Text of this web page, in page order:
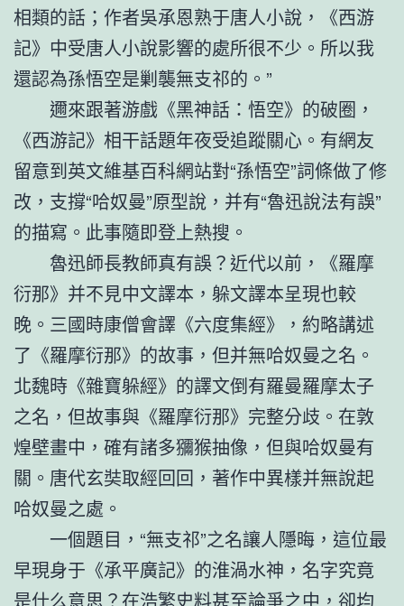
相類的話；作者吳承恩熟于唐人小說，《西游
記》中受唐人小說影響的處所很不少。所以我
還認為孫悟空是剿襲無支祁的。”
邇來跟著游戲《黑神話：悟空》的破圈，
《西游記》相干話題年夜受追蹤關心。有網友
留意到英文維基百科網站對“孫悟空”詞條做了修
改，支撐“哈奴曼”原型說，并有“魯迅說法有誤”
的描寫。此事隨即登上熱搜。
魯迅師長教師真有誤？近代以前，《羅摩
衍那》并不見中文譯本，躲文譯本呈現也較
晚。三國時康僧會譯《六度集經》，約略講述
了《羅摩衍那》的故事，但并無哈奴曼之名。
北魏時《雜寶躲經》的譯文倒有羅曼羅摩太子
之名，但故事與《羅摩衍那》完整分歧。在敦
煌壁畫中，確有諸多獼猴抽像，但與哈奴曼有
關。唐代玄奘取經回回，著作中異樣并無說起
哈奴曼之處。
一個題目，“無支祁”之名讓人隱晦，這位最
早現身于《承平廣記》的淮渦水神，名字究竟
是什么意思？在浩繁史料甚至論爭之中，卻均